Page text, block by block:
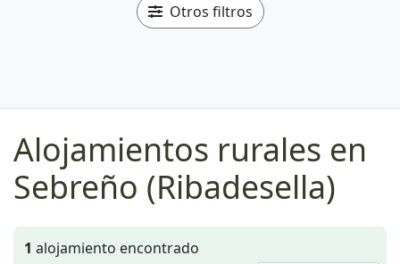
Otros filtros
Alojamientos rurales en
Sebreño (Ribadesella)
1 alojamiento encontrado